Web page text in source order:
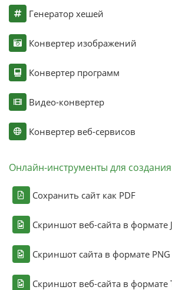
Генератор хешей
Конвертер изображений
Конвертер программ
Видео-конвертер
Конвертер веб-сервисов
Онлайн-инструменты для
Сохранить сайт как PDF
Скриншот веб-сайта в формате
Скриншот сайта в формате PNG
Скриншот веб-сайта в формате